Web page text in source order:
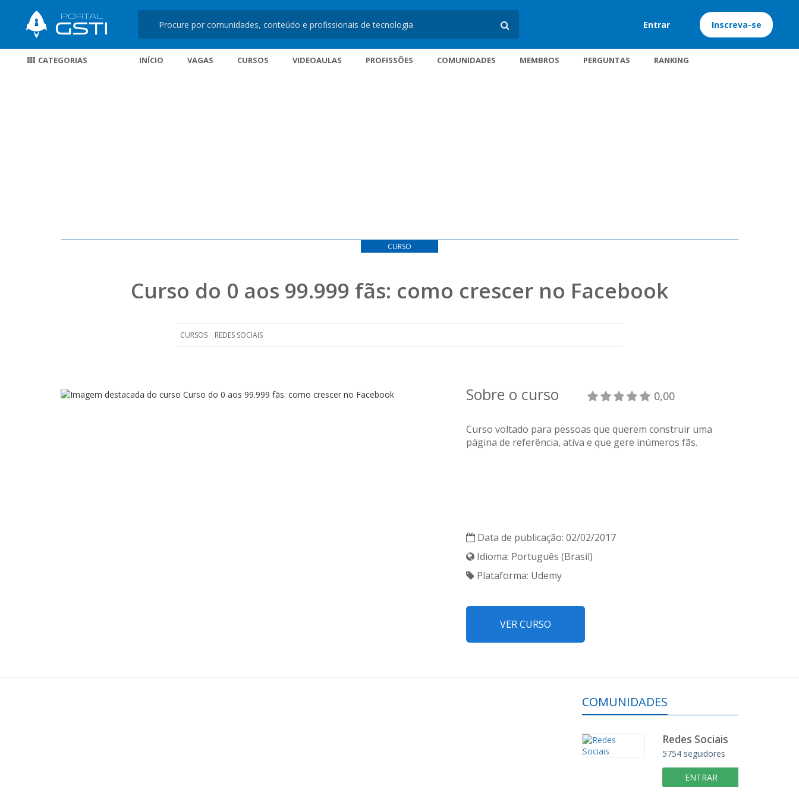
Entrar Inscreva-se
CATEGORIAS INÍCIO VAGAS CURSOS VIDEOAULAS PROFISSÕES COMUNIDADES MEMBROS PERGUNTAS RANKING
CURSO
Curso do 0 aos 99.999 fãs: como crescer no Facebook
CURSOS REDES SOCIAIS
Sobre o curso 0,00
Curso voltado para pessoas que querem construir uma
página de referência, ativa e que gere inúmeros fãs.
Data de publicação: 02/02/2017
Idioma: Português (Brasil)
Plataforma: Udemy
VER CURSO
COMUNIDADES
Redes Sociais
5754 seguidores
ENTRAR